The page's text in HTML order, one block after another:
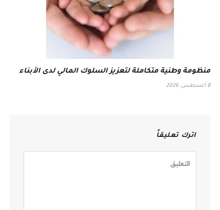
منظومة وطنية متكاملة لتعزيز السلوك المالي لدى الأبناء
8 أغسطس، 2026
اترك تعليقاً